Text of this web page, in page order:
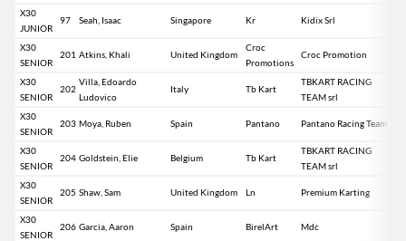
X30
JUNIOR
97 Seah, Isaac Singapore Kr Kidix Srl
X30
SENIOR
201 Atkins, Khali United Kingdom
Croc
Promotions
Croc Promotion
X30
SENIOR
202
Villa, Edoardo
Ludovico
Italy Tb Kart
TBKART RACING
TEAM srl
X30
SENIOR
203 Moya, Ruben Spain Pantano Pantano Racing Team
X30
SENIOR
204 Goldstein, Elie Belgium Tb Kart
TBKART RACING
TEAM srl
X30
SENIOR
205 Shaw, Sam United Kingdom Ln Premium Karting
X30
SENIOR
206 Garcia, Aaron Spain BirelArt Mdc